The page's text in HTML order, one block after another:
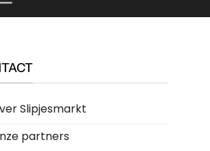
Slipjesmarkt
partners